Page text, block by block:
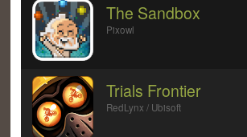
The Sandbox
Pixowl
Trials Frontier
RedLynx / Ubisoft